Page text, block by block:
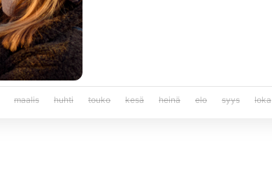
maalis huhti touko kesä heinä elo syys loka